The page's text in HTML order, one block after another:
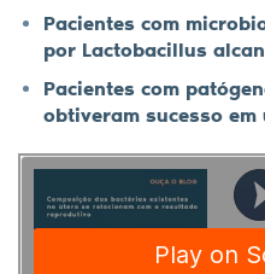
Pacientes com
por Lactobacillus
Pacientes com
obtiveram sucesso em